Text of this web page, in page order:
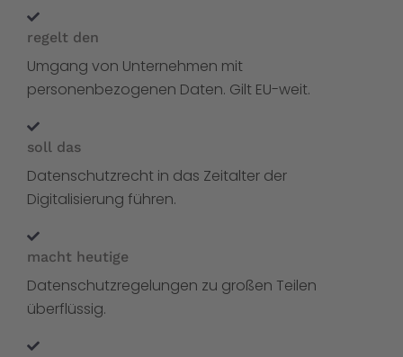
regelt den
Umgang von Unternehmen mit
personenbezogenen Daten. Gilt EU-weit.
soll das
Datenschutzrecht in das Zeitalter der
Digitalisierung führen.
macht heutige
Datenschutzregelungen zu großen Teilen
überflüssig.